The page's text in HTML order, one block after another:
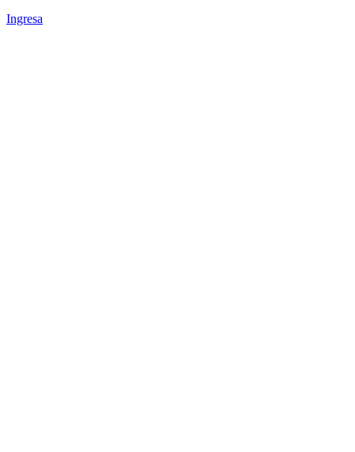
Ingresa